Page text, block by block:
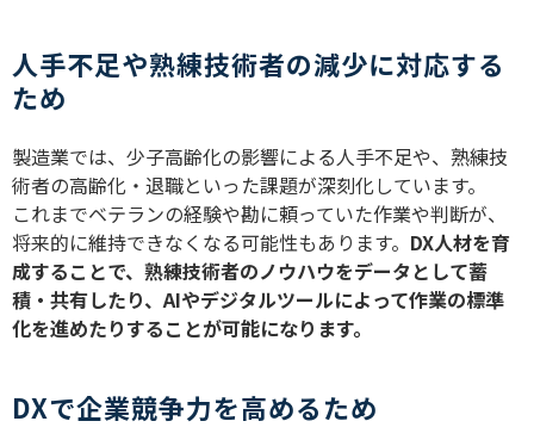
人手不足や熟練技術者の減少に対応する
ため
製造業では、少子高齢化の影響による人手不足や、熟練技
術者の高齢化・退職といった課題が深刻化しています。
これまでベテランの経験や勘に頼っていた作業や判断が、
将来的に維持できなくなる可能性もあります。 DX人材を育
成することで、熟練技術者のノウハウをデータとして蓄
積・共有したり、 AIやデジタルツールによって作業の標準
化を進めたりすることが可能になります。
DXで企業競争力を高めるため